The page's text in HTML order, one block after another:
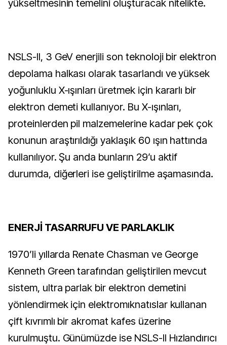
yükseltmesinin temelini oluşturacak nitelikte.
NSLS-II, 3 GeV enerjili son teknoloji bir elektron
depolama halkası olarak tasarlandı ve yüksek
yoğunluklu X-ışınları üretmek için kararlı bir
elektron demeti kullanıyor. Bu X-ışınları,
proteinlerden pil malzemelerine kadar pek çok
konunun araştırıldığı yaklaşık 60 ışın hattında
kullanılıyor. Şu anda bunların 29’u aktif
durumda, diğerleri ise geliştirilme aşamasında.
ENERJİ TASARRUFU VE PARLAKLIK
1970’li yıllarda Renate Chasman ve George
Kenneth Green tarafından geliştirilen mevcut
sistem, ultra parlak bir elektron demetini
yönlendirmek için elektromıknatıslar kullanan
çift kıvrımlı bir akromat kafes üzerine
kurulmuştu. Günümüzde ise NSLS-II Hızlandırıcı